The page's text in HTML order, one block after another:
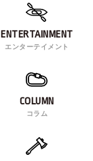
ENTERTAINMENT
エンターテイメント
COLUMN
コラム